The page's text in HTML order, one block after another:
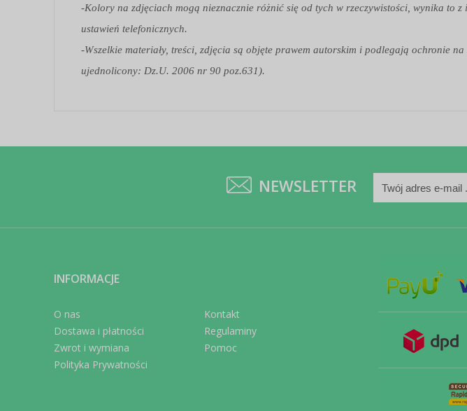
-Kolory na zdjęciach mogą nieznacznie różnić się od tych w rzeczywistości, wynika to
ustawień telefonicznych.
-Wszelkie materiały, treści, zdjęcia są objęte prawem autorskim i podlegają ochronie
ujednolicony: Dz.U. 2006 nr 90 poz.631).
NEWSLETTER
INFORMACJE
O nas
Dostawa i płatności
Zwrot i wymiana
Polityka Prywatności
Kontakt
Regulaminy
Pomoc